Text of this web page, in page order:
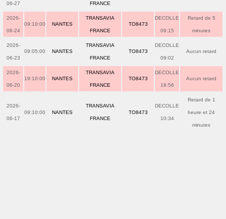
06-27 FRANCE
2026-
06-24
09:10:00 NANTES
TRANSAVIA
FRANCE
TO8473
DECOLLE
09:15
Retard de 5
minutes
2026-
06-23
09:05:00 NANTES
TRANSAVIA
FRANCE
TO8473
DECOLLE
09:02
Aucun retard
2026-
06-20
19:10:00 NANTES
TRANSAVIA
FRANCE
TO8473
DECOLLE
18:56
Aucun retard
2026-
06-17
09:10:00 NANTES
TRANSAVIA
FRANCE
TO8473
DECOLLE
10:34
Retard de 1
heure et 24
minutes